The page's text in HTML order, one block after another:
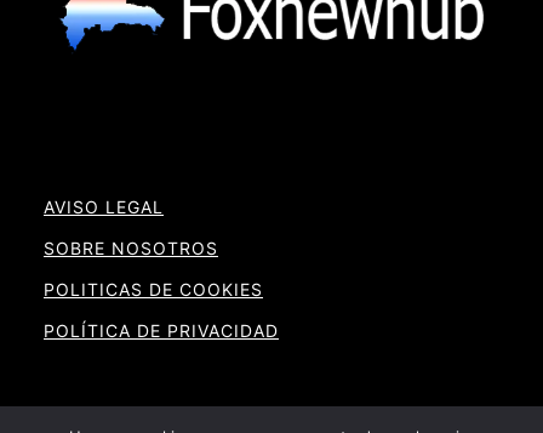
AVISO LEGAL
SOBRE NOSOTROS
POLITICAS DE COOKIES
POLÍTICA DE PRIVACIDAD